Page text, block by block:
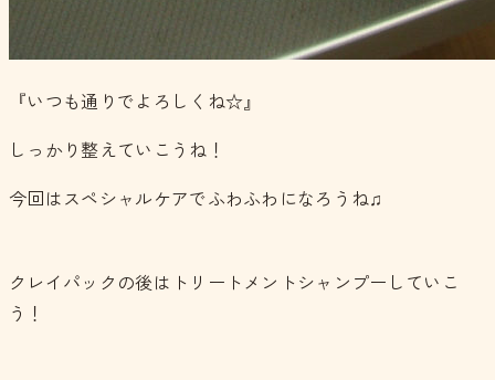
『いつも通りでよろしくね☆』
しっかり整えていこうね！
今回はスペシャルケアでふわふわになろうね♫
クレイパックの後はトリートメントシャンプーしていこ
う！